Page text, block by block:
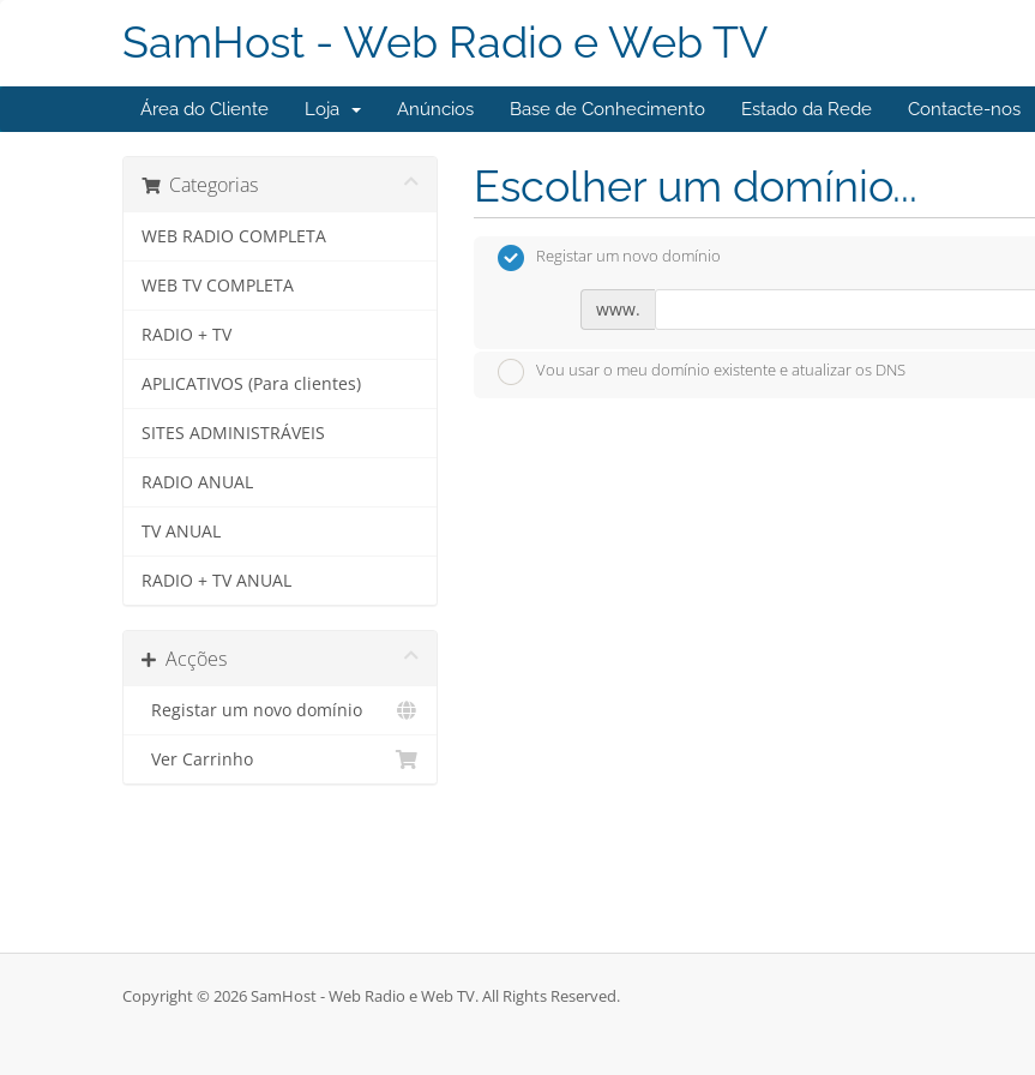
SamHost - Web Radio e Web TV
Área do Cliente Loja Anúncios Base de Conhecimento Estado da Rede Contacte-nos
Categorias
WEB RADIO COMPLETA
WEB TV COMPLETA
RADIO + TV
APLICATIVOS (Para clientes)
SITES ADMINISTRÁVEIS
RADIO ANUAL
TV ANUAL
RADIO + TV ANUAL
Acções
Registar um novo domínio
Ver Carrinho
Escolher um domínio...
Registar um novo domínio
www.
Vou usar o meu domínio existente e atualizar os DNS
Copyright © 2026 SamHost - Web Radio e Web TV. All Rights Reserved.